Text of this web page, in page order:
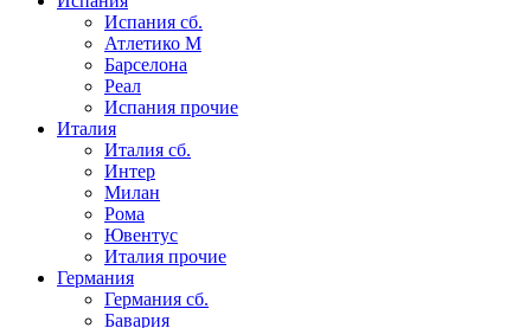
Испания сб.
Атлетико М
Барселона
Реал
Испания прочие
Италия
Италия сб.
Интер
Милан
Рома
Ювентус
Италия прочие
Германия
Германия сб.
Бавария